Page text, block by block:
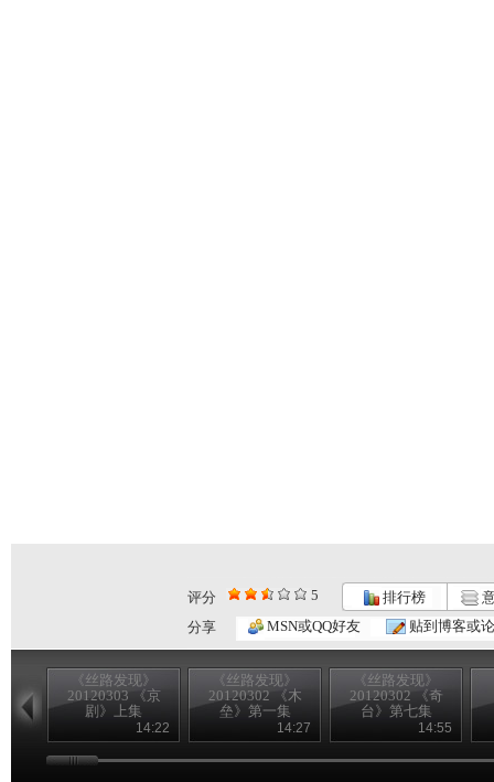
评分 5 排行榜
分享
MSN或QQ好友 贴到博客或
《丝路发现》
20120303 《京
剧》上集
14:22
《丝路发现》
20120302 《木
垒》第一集
14:27
《丝路发现》
20120302 《奇
台》第七集
14:55